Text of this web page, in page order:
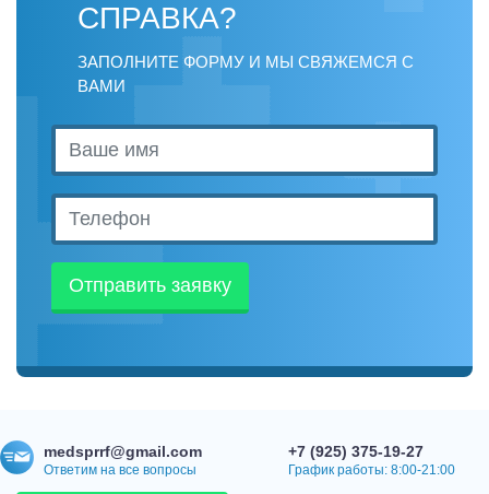
СПРАВКА?
ЗАПОЛНИТЕ ФОРМУ И МЫ СВЯЖЕМСЯ С
ВАМИ
Отправить заявку
medsprrf@gmail.com
Ответим на все вопросы
+7 (925) 375-19-27
График работы: 8:00-21:00